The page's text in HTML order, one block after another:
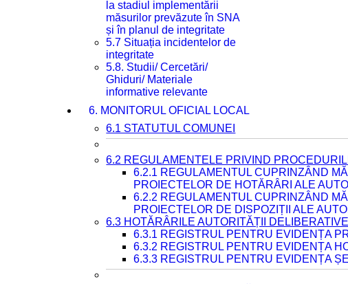
la stadiul implementării
măsurilor prevăzute în SNA
și în planul de integritate
5.7 Situația incidentelor de
integritate
5.8. Studii/ Cercetări/
Ghiduri/ Materiale
informative relevante
6. MONITORUL OFICIAL LOCAL
6.1 STATUTUL COMUNEI
6.2 REGULAMENTELE PRIVIND
6.2.1 REGULAMENTUL CUPRINZÂND
PROIECTELOR DE HOTĂRÂRI ALE
6.2.2 REGULAMENTUL CUPRINZÂND
PROIECTELOR DE DISPOZIȚII ALE
6.3 HOTĂRÂRILE AUTORITĂȚII DELIBERATIVE
6.3.1 REGISTRUL PENTRU EVIDENȚA
6.3.2 REGISTRUL PENTRU EVIDENȚA
6.3.3 REGISTRUL PENTRU EVIDENȚA